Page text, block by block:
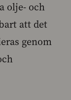
olje- och
att det
genom